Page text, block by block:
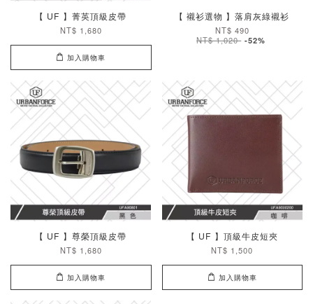
【 UF 】菁英頂級皮帶
NT$ 1,680
加入購物車
【 襯衫選物 】落肩灰綠襯衫
NT$ 490
NT$ 1,020 -52%
【 UF 】尊榮頂級皮帶
NT$ 1,680
加入購物車
【 UF 】頂級牛皮短夾
NT$ 1,500
加入購物車